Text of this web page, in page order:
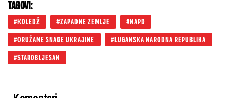
TAGOVI:
KOLEDŽ ZAPADNE ZEMLJE NAPD
ORUŽANE SNAGE UKRAJINE LUGANSKA NARODNA REPUBLIKA
STAROBLJESAK